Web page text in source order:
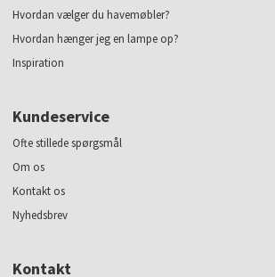
Hvordan vælger du havemøbler?
Hvordan hænger jeg en lampe op?
Inspiration
Kundeservice
Ofte stillede spørgsmål
Om os
Kontakt os
Nyhedsbrev
Kontakt